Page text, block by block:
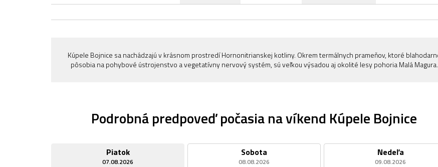
Kúpele Bojnice sa nachádzajú v krásnom prostredí Hornonitrianskej kotliny. Okrem termálnych prameňov, ktoré blahodarne
pôsobia na pohybové ústrojenstvo a vegetatívny nervový systém, sú veľkou výsadou aj okolité lesy pohoria Malá Magura.
Podrobná predpoveď počasia na víkend Kúpele Bojnice
Piatok
07.08.2026
Sobota
08.08.2026
Nedeľa
09.08.2026